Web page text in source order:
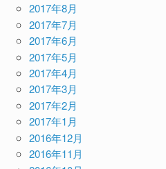
2017年8月
2017年7月
2017年6月
2017年5月
2017年4月
2017年3月
2017年2月
2017年1月
2016年12月
2016年11月